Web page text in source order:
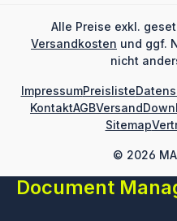
Alle Preise exkl.
Versandkosten und ggf.
nicht
© 2026
ImpressumPreisliste
KontaktAGBVersand
Sitemap
Document